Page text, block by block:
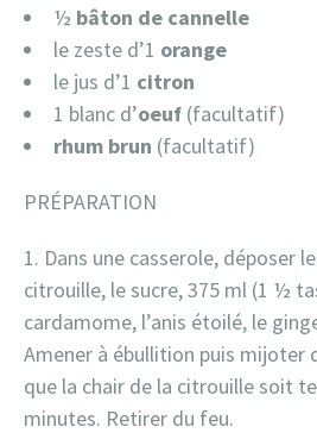
½ bâton de cannelle
le zeste d’1 orange
le jus d’1 citron
1 blanc d’oeuf (facultatif)
rhum brun (facultatif)
PRÉPARATION
Dans une casserole, déposer
citrouille, le sucre, 375 ml (1 ½
cardamome, l’anis étoilé, le
Amener à ébullition puis mijoter
que la chair de la citrouille soit
minutes. Retirer du feu.